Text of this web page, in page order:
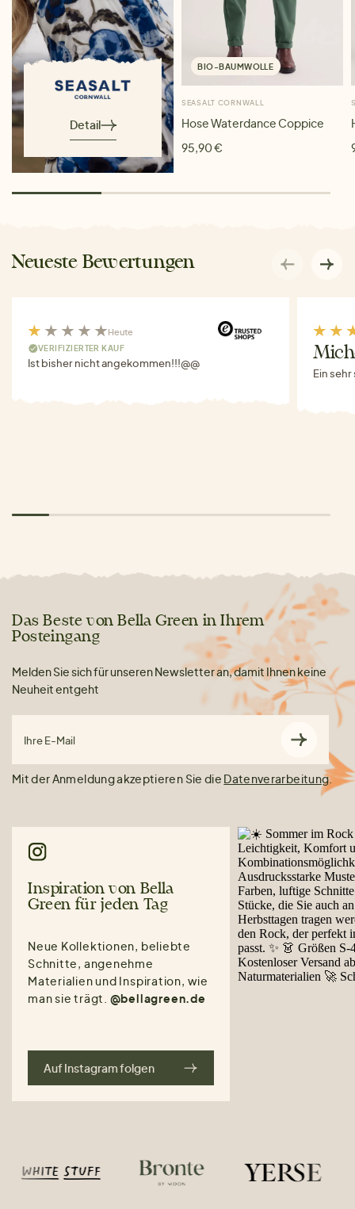
Detail
BIO-BAUMWOLLE
SEASALT CORNWALL
Hose Waterdance Coppice
95,90 €
Neueste Bewertungen
Heute
VERIFIZIERTER KAUF
Ist bisher nicht angekommen!!!@@
Ein
Das Beste von Bella Green in Ihrem
Posteingang
Melden Sie sich für unseren Newsletter an, damit Ihnen keine
Neuheit entgeht
Ihre E-Mail
Mit der Anmeldung akzeptieren Sie die Datenverarbeitung.
Inspiration von Bella
Green für jeden Tag
Neue Kollektionen, beliebte
Schnitte, angenehme
Materialien und Inspiration, wie
man sie trägt. @bellagreen.de
Auf Instagram folgen